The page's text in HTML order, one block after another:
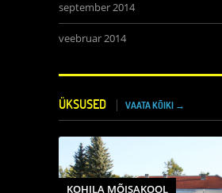
september 2014
veebruar 2014
ÜKSUSED VAATA KÕIKI →
KOHILA MÕISAKOOL